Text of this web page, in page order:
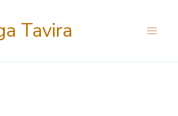
Tavira